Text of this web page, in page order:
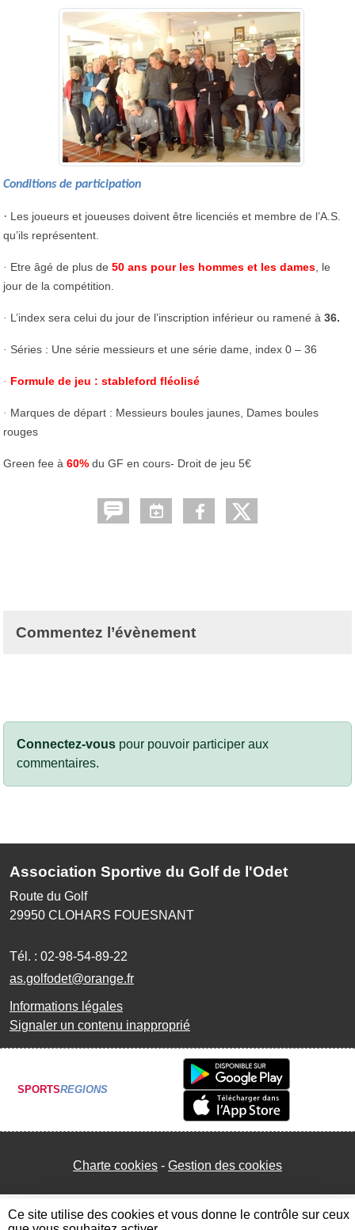
Conditions de participation
· Les joueurs et joueuses doivent être licenciés et membre de l’A.S.
qu’ils représentent.
· Etre âgé de plus de 50 ans pour les hommes et les dames , le
jour de la compétition.
· L’index sera celui du jour de l’inscription inférieur ou ramené à 36.
· Séries : Une série messieurs et une série dame, index 0 – 36
· Formule de jeu : stableford fléolisé
· Marques de départ : Messieurs boules jaunes, Dames boules
rouges
Green fee à 60% du GF en cours- Droit de jeu 5€
Commentez l’évènement
Connectez-vous pour pouvoir participer aux
commentaires.
Association Sportive du Golf de l'Odet
Route du Golf
29950 CLOHARS FOUESNANT
Tél. : 02-98-54-89-22
as.golfodet@orange.fr
Informations légales
Signaler un contenu inapproprié
SPORTSREGIONS
Charte cookies Gestion des cookies
Ce site utilise des cookies et vous donne le contrôle sur ceux